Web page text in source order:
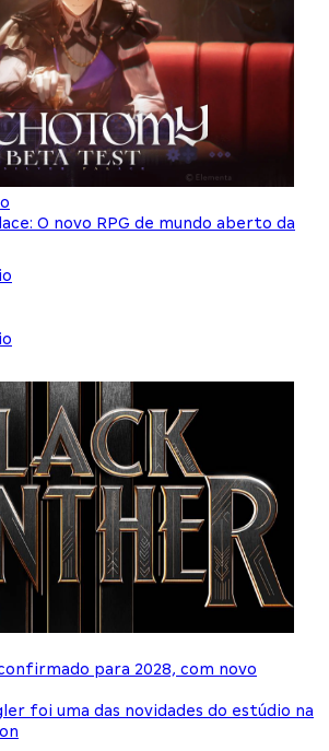
O novo RPG de mundo aberto da
para 2028, com novo
foi uma das novidades do estúdio na